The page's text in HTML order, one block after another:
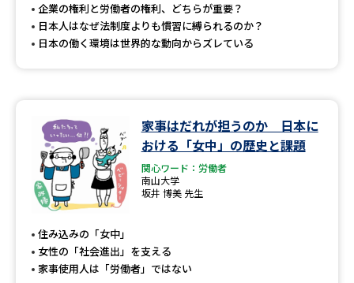
企業の権利と労働者の権利、どちらが重要？
日本人はなぜ法制度よりも慣習に縛られるのか？
日本の働く環境は世界的な動向からズレている
家事はだれが担うのか 日本に
おける「女中」の歴史と課題
関心ワード：労働者
南山大学
坂井 博美 先生
住み込みの「女中」
女性の「社会進出」を支える
家事使用人は「労働者」ではない